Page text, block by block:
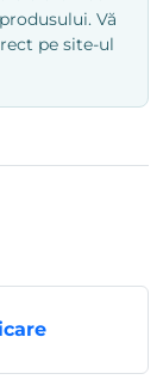
Vă
pe site-ul